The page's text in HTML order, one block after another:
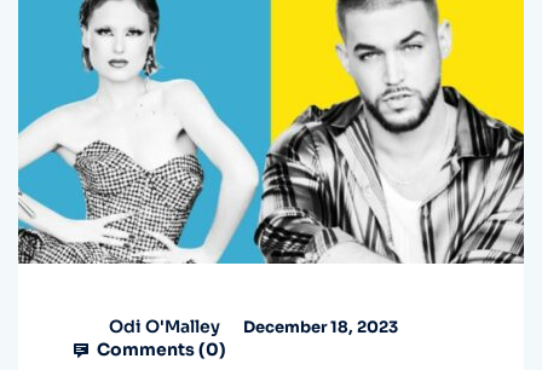
Odi O'Malley December 18, 2023
Comments (0)